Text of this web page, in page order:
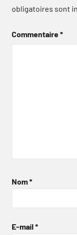
obligatoires sont
Commentaire*
Nom*
E-mail *